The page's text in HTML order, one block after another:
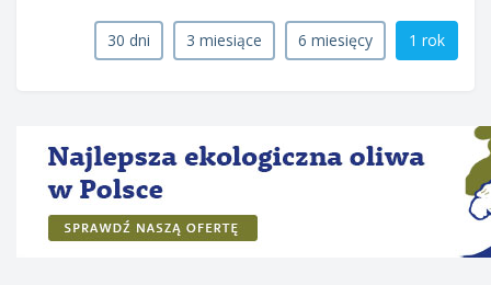
30 dni 3 miesiące 6 miesięcy 1 rok